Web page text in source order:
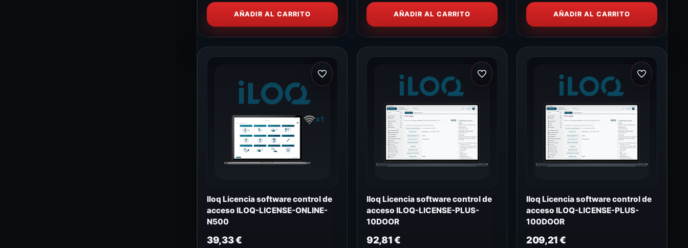
AÑADIR AL CARRITO AÑADIR AL CARRITO AÑADIR AL CARRITO
Iloq Licencia software control de
acceso ILOQ-LICENSE-ONLINE-
N500
39,33€
Iloq Licencia software control de
acceso ILOQ-LICENSE-PLUS-
10DOOR
92,81€
Iloq Licencia software control de
acceso ILOQ-LICENSE-PLUS-
100DOOR
209,21€